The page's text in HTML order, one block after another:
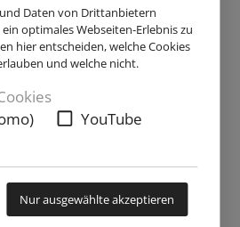
Daten von Drittanbietern
optimales Webseiten-Erlebnis zu
hier entscheiden, welche Cookies
und welche nicht.
YouTube
Nur ausgewählte akzeptieren
Picknick geplant, um
auch den Abend in der
Abendimbiss für alle vor.
jede:r selbst mit.
tollen Semesterabschluss!